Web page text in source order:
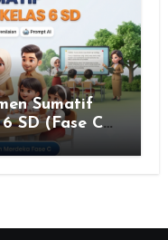
Sumatif
SD (Fase C)